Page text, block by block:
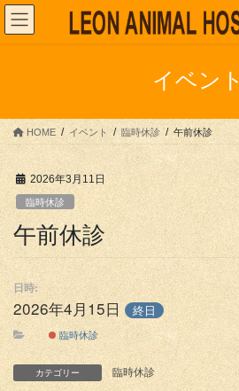
コ
ン
ス
キ
ッ
プ
ナ
ビ
ン
に
移
動
イベント
HOME イベント 臨時休診 午前休診
2026年3月11日
臨時休診
午前休診
日時:
2026年4月15日 終日
臨時休診
カテゴリー 臨時休診